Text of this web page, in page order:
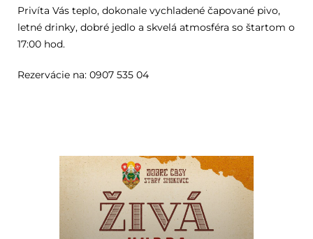
Privíta Vás teplo, dokonale vychladené čapované pivo,
letné drinky, dobré jedlo a skvelá atmosféra so štartom o
17:00 hod.
Rezervácie na: 0907 535 04